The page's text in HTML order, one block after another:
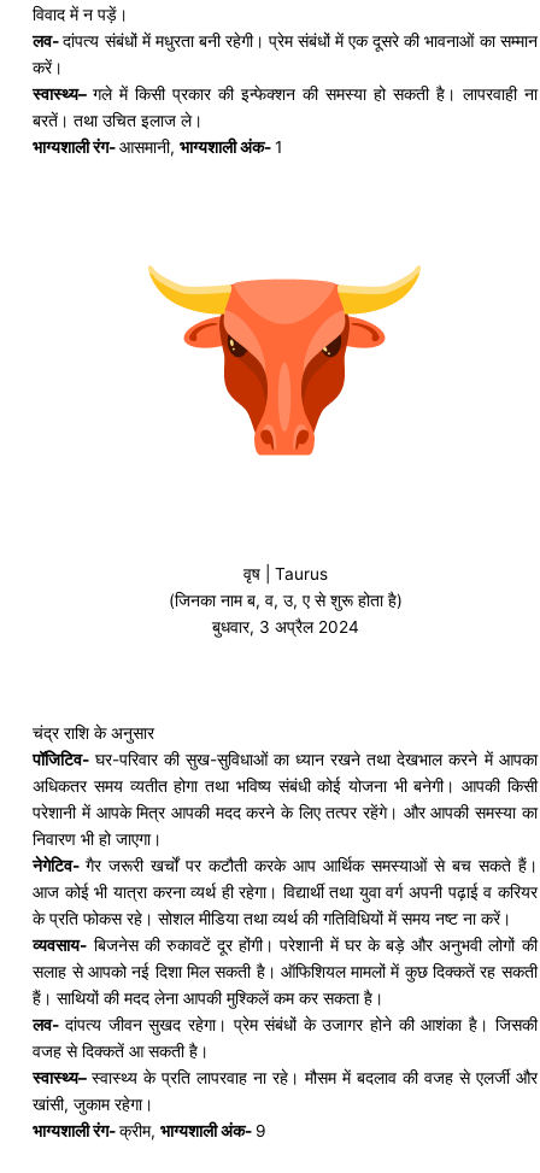
विवाद में न पड़ें।
लव-दांपत्य संबंधों में मधुरता बनी रहेगी। प्रेम संबंधों में एक दूसरे की भावनाओं का सम्मान
करें।
स्वास्थ्य–गले में किसी प्रकार की इन्फेक्शन की समस्या हो सकती है। लापरवाही ना
बरतें। तथा उचित इलाज ले।
भाग्यशाली रंग-आसमानी,भाग्यशाली अंक-1
वृष | Taurus
(जिनका नाम ब, व, उ, ए से शुरू होता है)
बुधवार, 3 अप्रैल 2024
चंद्र राशि के अनुसार
पॉजिटिव- घर-परिवार की सुख-सुविधाओं का ध्यान रखने तथा देखभाल करने में आपका
अधिकतर समय व्यतीत होगा तथा भविष्य संबंधी कोई योजना भी बनेगी। आपकी किसी
परेशानी में आपके मित्र आपकी मदद करने के लिए तत्पर रहेंगे। और आपकी समस्या का
निवारण भी हो जाएगा।
नेगेटिव-गैर जरूरीखर्चोंपर कटौती करके आप आर्थिक समस्याओं से बच सकते हैं।
आज कोई भी यात्रा करनाव्यर्थही रहेगा। विद्यार्थी तथा युवा वर्ग अपनी पढ़ाई व करियर
के प्रति फोकस रहे। सोशल मीडिया तथाव्यर्थकी गतिविधियों में समय नष्ट ना करें।
व्यवसाय- बिजनेस की रुकावटेंदूर होंगी। परेशानी में घर के बड़े और अनुभवी लोगों की
सलाह से आपको नई दिशा मिल सकती है। ऑफिशियल मामलों में कुछ दिक्कतें रह सकती
हैं। साथियों की मदद लेना आपकी मुश्किलें कम कर सकता है।
लव-दांपत्य जीवन सुखद रहेगा। प्रेम संबंधों के उजागर होने की आशंका है। जिसकी
वजह से दिक्कतें आ सकती है।
स्वास्थ्य–स्वास्थ्य के प्रति लापरवाह ना रहे। मौसम में बदलाव की वजह से एलर्जीऔर
खांसी, जुकाम रहेगा।
भाग्यशाली रंग-क्रीम,भाग्यशाली अंक- 9